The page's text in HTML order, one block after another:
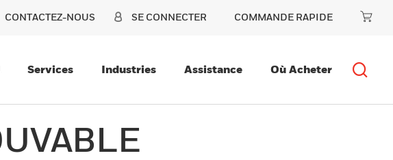
CONTACTEZ-NOUS SE CONNECTER COMMANDE RAPIDE
Services Industries Assistance Où Acheter